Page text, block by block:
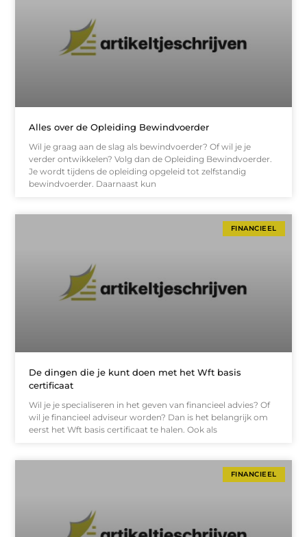
Alles over de Opleiding Bewindvoerder
Wil je graag aan de slag als bewindvoerder? Of wil je je
verder ontwikkelen? Volg dan de Opleiding Bewindvoerder.
Je wordt tijdens de opleiding opgeleid tot zelfstandig
bewindvoerder. Daarnaast kun
FINANCIEEL
De dingen die je kunt doen met het Wft basis
certificaat
Wil je je specialiseren in het geven van financieel advies? Of
wil je financieel adviseur worden? Dan is het belangrijk om
eerst het Wft basis certificaat te halen. Ook als
FINANCIEEL